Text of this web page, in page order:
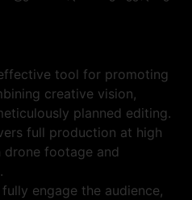
tool for promoting
creative vision,
planned editing.
full production at high
footage and
engage the audience,